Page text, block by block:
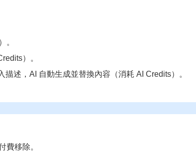
。
）。
述，AI 自動生成並替換內容（消耗 AI Credits）。
費移除。